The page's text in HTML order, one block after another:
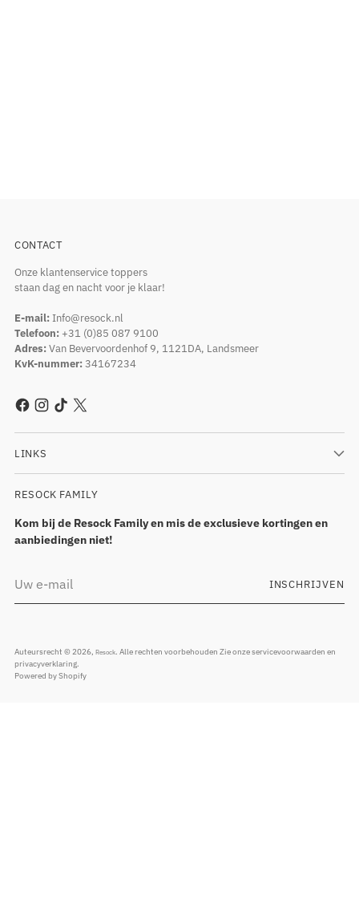
CONTACT
Onze klantenservice toppers
staan dag en nacht voor je klaar!
E-mail:Info@resock.nl
Telefoon: +31 (0)85 087 9100
Adres:Van Bevervoordenhof 9, 1121DA, Landsmeer
KvK-nummer:34167234
LINKS
RESOCK FAMILY
Kom bij de Resock Family en mis de exclusieve kortingen en
aanbiedingen niet!
e-
INSCHRIJVEN
Auteursrecht © 2026, Resock. Alle rechten voorbehouden Zie onze servicevoorwaarden en
privacyverklaring.
Powered by Shopify